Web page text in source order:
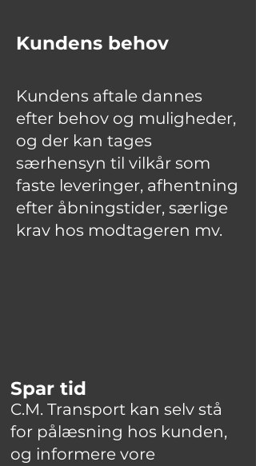
Kundens behov
Kundens aftale dannes
efter behov og muligheder,
og der kan tages
særhensyn til vilkår som
faste leveringer, afhentning
efter åbningstider, særlige
krav hos modtageren mv.
C.M. Transport kan selv stå
for pålæsning hos kunden,
og informere vore
Spar tid